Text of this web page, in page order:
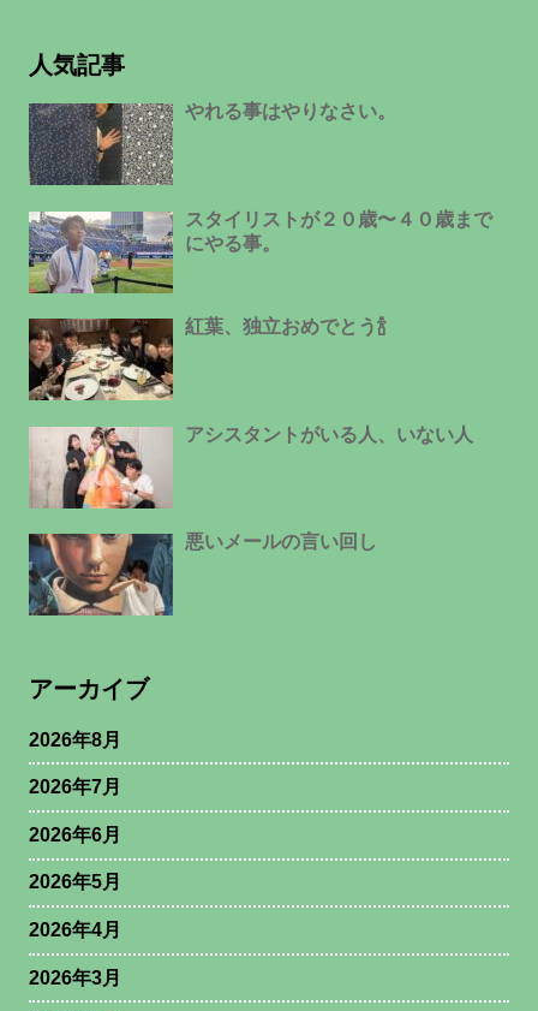
人気記事
やれる事はやりなさい。
スタイリストが２０歳〜４０歳まで
にやる事。
紅葉、独立おめでとう🍾
アシスタントがいる人、いない人
悪いメールの言い回し
アーカイブ
2026年8月
2026年7月
2026年6月
2026年5月
2026年4月
2026年3月